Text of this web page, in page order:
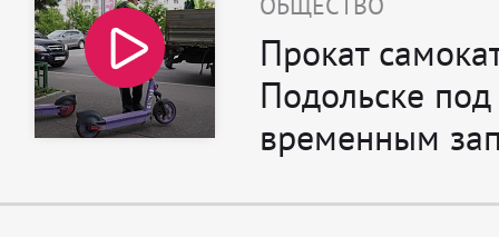
Прокат
Подольске под
временным